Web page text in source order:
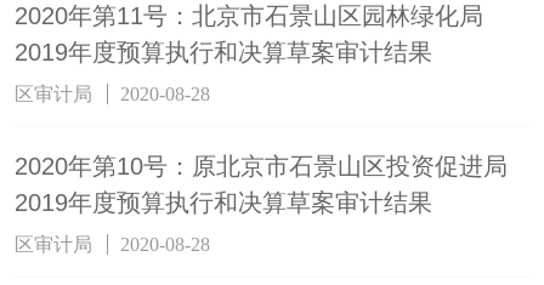
2020年第11号：北京市石景山区园林绿化局
2019年度预算执行和决算草案审计结果
区审计局 2020-08-28
2020年第10号：原北京市石景山区投资促进局
2019年度预算执行和决算草案审计结果
区审计局 2020-08-28